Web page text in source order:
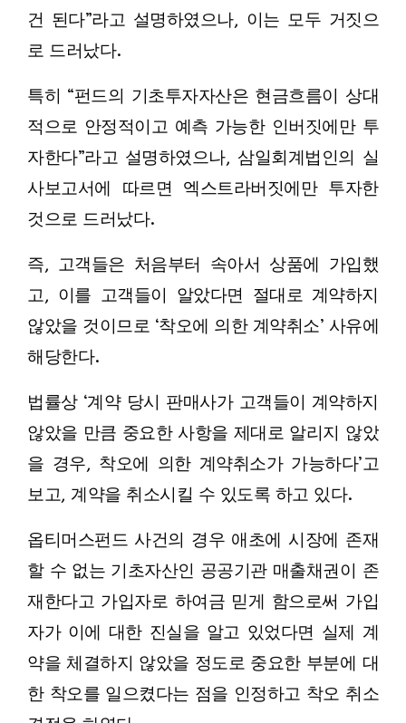
건 된다”라고 설명하였으나, 이는 모두 거짓으
로 드러났다.
특히 “펀드의 기초투자자산은 현금흐름이 상대
적으로 안정적이고 예측 가능한 인버짓에만 투
자한다”라고 설명하였으나, 삼일회계법인의 실
사보고서에 따르면 엑스트라버짓에만 투자한
것으로 드러났다.
즉, 고객들은 처음부터 속아서 상품에 가입했
고, 이를 고객들이 알았다면 절대로 계약하지
않았을 것이므로 ‘착오에 의한 계약취소’ 사유에
해당한다.
법률상 ‘계약 당시 판매사가 고객들이 계약하지
않았을 만큼 중요한 사항을 제대로 알리지 않았
을 경우, 착오에 의한 계약취소가 가능하다’고
보고, 계약을 취소시킬 수 있도록 하고 있다.
옵티머스펀드 사건의 경우 애초에 시장에 존재
할 수 없는 기초자산인 공공기관 매출채권이 존
재한다고 가입자로 하여금 믿게 함으로써 가입
자가 이에 대한 진실을 알고 있었다면 실제 계
약을 체결하지 않았을 정도로 중요한 부분에 대
한 착오를 일으켰다는 점을 인정하고 착오 취소